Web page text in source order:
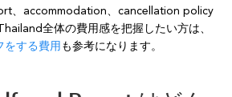
、accommodation、cancellation policy
全体の費用感を把握したい方は、
をする費用 も参考になります。